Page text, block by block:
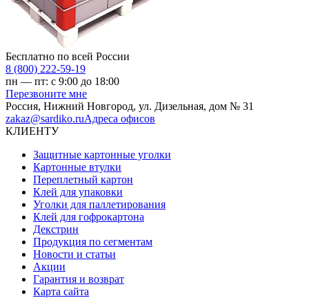
Бесплатно по всей России
8 (800) 222-59-19
пн — пт: с 9:00 до 18:00
Перезвоните мне
Россия, Нижний Новгород, ул. Дизельная, дом № 31
zakaz@sardiko.ruАдреса офисов
КЛИЕНТУ
Защитные картонные уголки
Картонные втулки
Переплетный картон
Клей для упаковки
Уголки для паллетирования
Клей для гофрокартона
Декстрин
Продукция по сегментам
Новости и статьи
Акции
Гарантия и возврат
Карта сайта